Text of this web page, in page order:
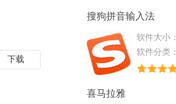
下载
搜狗拼音输入法
软件大小：
软件分类：
喜马拉雅